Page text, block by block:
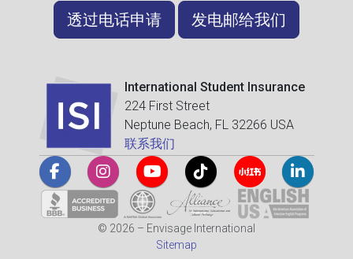
透过电话申请 发电邮给我们
International Student Insurance
224 First Street
Neptune Beach, FL 32266 USA
联系我们
© 2026 – Envisage International
Sitemap